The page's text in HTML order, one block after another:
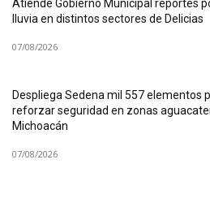
Atiende Gobierno Municipal reportes
lluvia en distintos sectores de Delicias
07/08/2026
Despliega Sedena mil 557 elementos
reforzar seguridad en zonas
Michoacán
07/08/2026